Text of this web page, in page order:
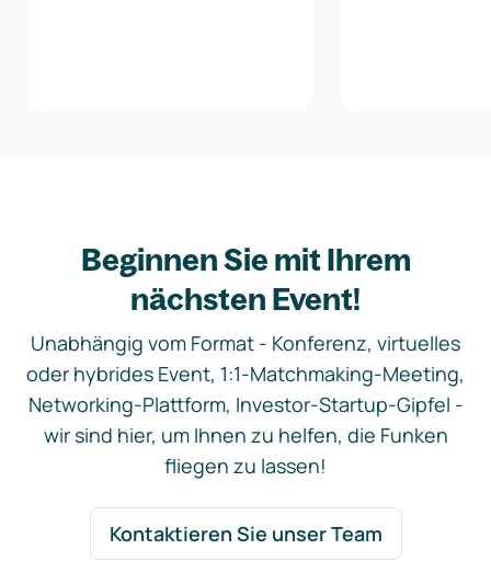
Beginnen Sie mit Ihrem
nächsten Event!
Unabhängig vom Format - Konferenz, virtuelles
oder hybrides Event, 1:1-Matchmaking-Meeting,
Networking-Plattform, Investor-Startup-Gipfel -
wir sind hier, um Ihnen zu helfen, die Funken
fliegen zu lassen!
Kontaktieren Sie unser Team